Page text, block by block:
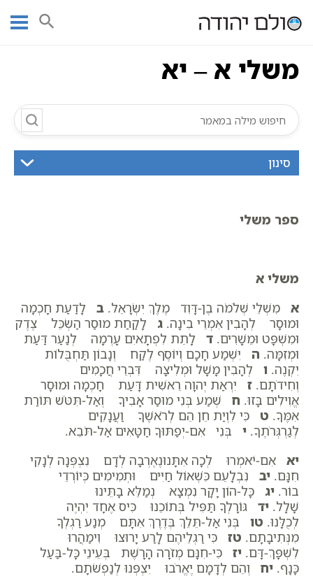
עמוד ראשי אוצר הכתבים
משלי א – יא
ספר משלי
משלי א
א מִשְׁלֵי שְׁלֹמֹה בֶן-דָּוִד מֶלֶךְ יִשְׂרָאֵל. ב לָדַעַת חָכְמָה
וּמוּסָר לְהָבִין אִמְרֵי בִינָה. ג לָקַחַת מוּסַר הַשְׂכֵּל צֶדֶק
וּמִשְׁפָּט וּמֵשָׁרִים. ד לָתֵת לִפְתָאיִם עָרְמָה לְנַעַר דַּעַת
וּמְזִמָּה. ה יִשְׁמַע חָכָם וְיוֹסֶף לֶקַח וְנָבוֹן תַּחְבֻּלוֹת
יִקְנֶה. ו לְהָבִין מָשָׁל וּמְלִיצָה דִּבְרֵי חֲכָמִים
וְחִידֹתָם. ז יִרְאַת יְהוָה רֵאשִׁית דָּעַת חָכְמָה וּמוּסָר
אֱוִילִים בָּזוּ. ח שְׁמַע בְּנִי מוּסַר אָבִיךָ וְאַל-תִּטֹּשׁ תּוֹרַת
אִמֶּךָ. ט כִּי לִוְיַת חֵן הֵם לְרֹאשֶׁךָ וַעֲנָקִים
לְגַרְגְּרֹתֶךָ. י בְּנִי אִם-יְפַתּוּךָ חַטָּאִים אַל-תֹּבֵא.
יא אִם-יֹאמְרוּ לְכָה אִתָּנוּנֶאֶרְבָה לְדָם נִצְפְּנָה לְנָקִי
חִנָּם. יב נִבְלָעֵם כִּשְׁאוֹל חַיִּים וּתְמִימִים כְּיוֹרְדֵי
בוֹר. יג כָּל-הוֹן יָקָר נִמְצָא נְמַלֵּא בָתֵּינוּ
שָׁלָל. יד גּוֹרָלְךָ תַּפִּיל בְּתוֹכֵנוּ כִּיס אֶחָד יִהְיֶה
לְכֻלָּנוּ. טו בְּנִי אַל-תֵּלֵךְ בְּדֶרֶךְ אִתָּם מְנַע רַגְלְךָ
מִנְּתִיבָתָם. טז כִּי רַגְלֵיהֶם לָרַע יָרוּצוּ וִימַהֲרוּ
לִשְׁפָּךְ-דָּם. יז כִּי-חִנָּם מְזֹרָה הָרָשֶׁת בְּעֵינֵי כָּל-בַּעַל
כָּנָף. יח וְהֵם לְדָמָם יֶאֱרֹבוּ יִצְפְּנוּ לְנַפְשֹׁתָם.
סינון